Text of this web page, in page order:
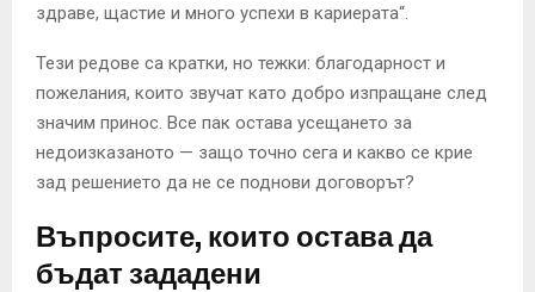
здраве, щастие и много успехи в кариерата“.
Тези редове са кратки, но тежки: благодарност и
пожелания, които звучат като добро изпращане след
значим принос. Все пак остава усещането за
недоизказаното — защо точно сега и какво се крие
зад решението да не се поднови договорът?
Въпросите, които остава да
бъдат зададени